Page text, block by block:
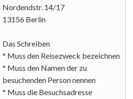
Nordendstr. 14/17
13156 Berlin
Das Schreiben
* Muss den Reisezweck bezeichnen
* Muss den Namen der zu
besuchenden Person nennen
* Muss die Besuchsadresse